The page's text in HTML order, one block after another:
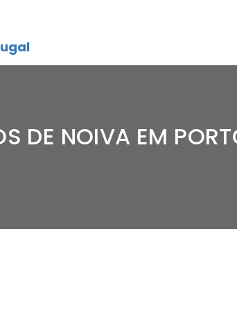
DE NOIVA EM